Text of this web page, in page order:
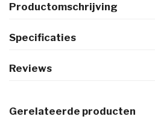
Productomschrijving
Specificaties
Reviews
Gerelateerde producten